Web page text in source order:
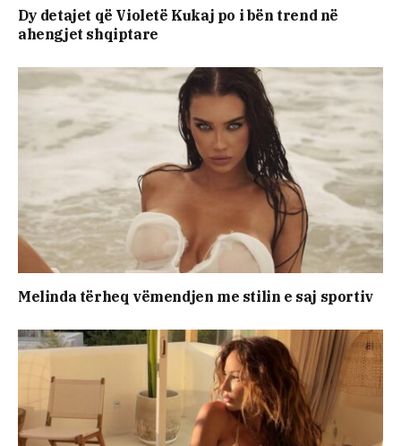
Dy detajet që Violetë Kukaj po i bën trend në
ahengjet shqiptare
Melinda tërheq vëmendjen me stilin e saj sportiv